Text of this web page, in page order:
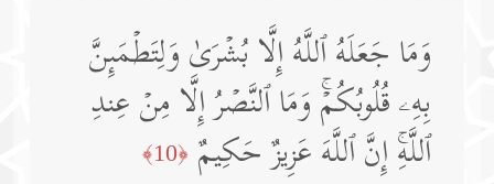
وَمَا جَعَلَهُ ٱللَّهُ إِلَّا بُشۡرَىٰ وَلِتَطۡمَىِٕنَّ
بِهِۦ قُلُوبُكُمۡۚ وَمَا ٱلنَّصۡرُ إِلَّا مِنۡ عِندِ
ٱللَّهِۚ إِنَّ ٱللَّهَ عَزِیزٌ حَكِیمٌ ﴿10﴾